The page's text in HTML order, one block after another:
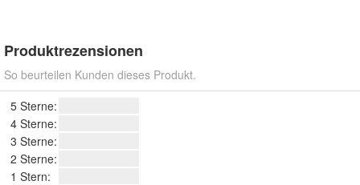
Produktrezensionen
So beurteilen Kunden dieses Produkt.
5 Sterne:
4 Sterne:
3 Sterne:
2 Sterne:
1 Stern: